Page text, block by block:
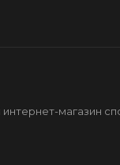
магазин